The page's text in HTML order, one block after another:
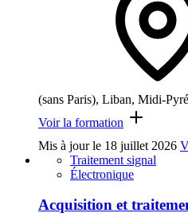
(sans Paris), Liban, Midi-
Voir la formation
Mis à jour le 18 juillet 2026
Traitement signal
Électronique
Acquisition et